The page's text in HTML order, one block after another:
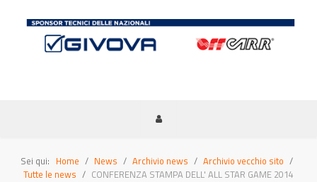
Sei qui: Home News Archivio news
Archivio vecchio sito
Tutte le news
CONFERENZA STAMPA DELL' ALL STAR GAME 2014